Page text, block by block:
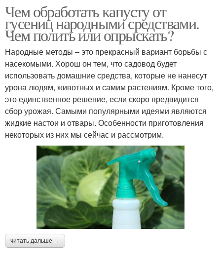
Чем обработать капусту от
гусениц народными средствами.
Чем полить или опрыскать?
Народные методы – это прекрасный вариант борьбы с
насекомыми. Хорош он тем, что садовод будет
использовать домашние средства, которые не нанесут
урона людям, животных и самим растениям. Кроме того,
это единственное решение, если скоро предвидится
сбор урожая. Самыми популярными идеями являются
жидкие настои и отвары. Особенности приготовления
некоторых из них мы сейчас и рассмотрим.
читать дальше →